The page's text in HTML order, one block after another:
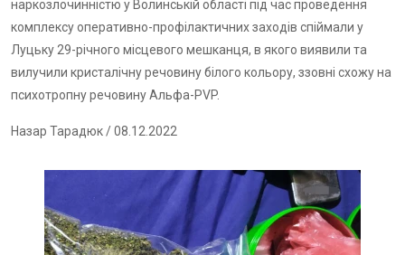
наркозлочинністю у Волинській області під час проведення
комплексу оперативно-профілактичних заходів спіймали у
Луцьку 29-річного місцевого мешканця, в якого виявили та
вилучили кристалічну речовину білого кольору, ззовні схожу на
психотропну речовину Альфа-PVP.
Назар Тарадюк/ 08.12.2022